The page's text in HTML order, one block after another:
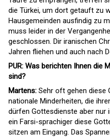
die Türkei, um dort getauft zu
Hausgemeinden ausfindig zu
muss leider in der
geschlossen. Dir iranischen
Jahren fliehen und auch nach
PUR: Was berichten Ihnen die
sind?
Martens: Sehr oft gehen diese
nationale Minderheiten, die
dürfen Gottesdienste aber nur
ein Farsi-sprachiger diese
sitzen am Eingang. Das